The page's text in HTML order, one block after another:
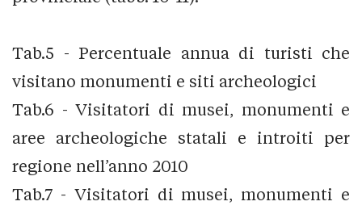
Tab.5 - Percentuale annua di turisti che
visitano monumenti e siti archeologici
Tab.6 - Visitatori di musei, monumenti e
aree archeologiche statali e introiti per
regione nell’anno 2010
Tab.7 - Visitatori di musei, monumenti e